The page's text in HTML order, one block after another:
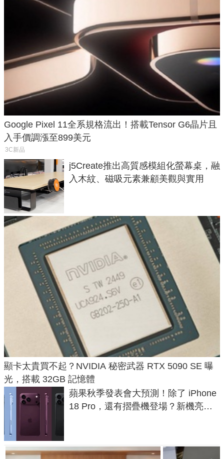
Google Pixel 11全系規格流出！搭載Tensor G6晶片且
入手價調漲至899美元
3C新品
j5Create推出高質感模組化螢幕桌，融
入木紋、磁吸元素兼顧美觀與實用
顯卡太貴買不起？NVIDIA 秘密武器 RTX 5090 SE 曝
光，搭載 32GB 記憶體
蘋果秋季發表會大預測！除了 iPhone
18 Pro，還有摺疊機登場？新機亮點